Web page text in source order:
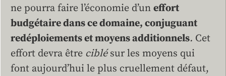
ne pourra faire l’économie d’un effort
budgétaire dans ce domaine, conjuguant
redéploiements et moyens additionnels. Cet
effort devra être ciblé sur les moyens qui
font aujourd’hui le plus cruellement défaut,